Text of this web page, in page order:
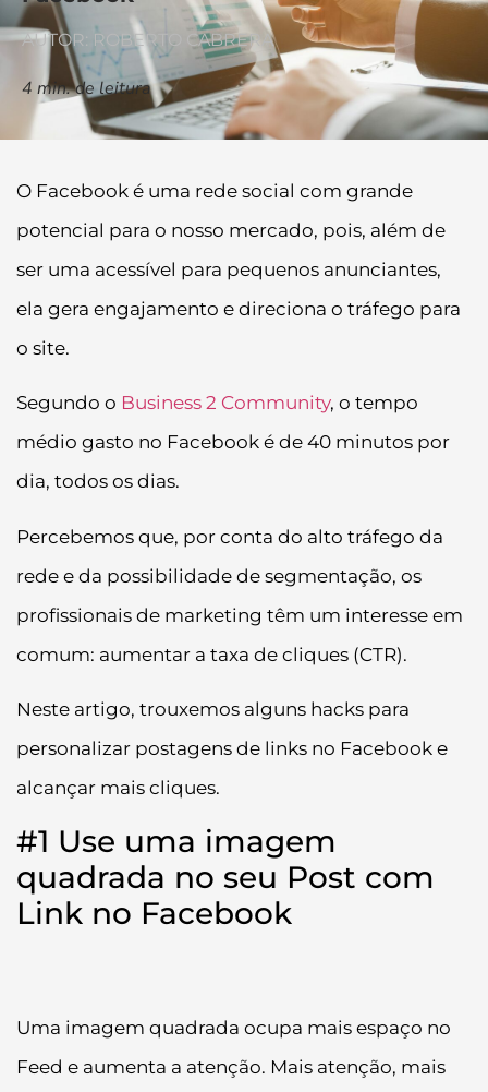
AUTOR: ROBERTO CABRERA
4 min. de leitura
O Facebook é uma rede social com grande
potencial para o nosso mercado, pois, além de
ser uma acessível para pequenos anunciantes,
ela gera engajamento e direciona o tráfego para
o site.
Segundo o Business 2 Community, o tempo
médio gasto no Facebook é de 40 minutos por
dia, todos os dias.
Percebemos que, por conta do alto tráfego da
rede e da possibilidade de segmentação, os
profissionais de marketing têm um interesse em
comum: aumentar a taxa de cliques (CTR).
Neste artigo, trouxemos alguns hacks para
personalizar postagens de links no Facebook e
alcançar mais cliques.
#1 Use uma imagem
quadrada no seu Post com
Link no Facebook
Uma imagem quadrada ocupa mais espaço no
Feed e aumenta a atenção. Mais atenção, mais